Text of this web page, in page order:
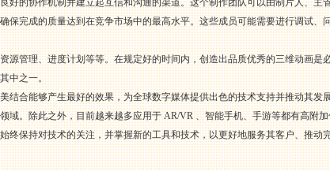
好的协作机制并建立起互信和沟通的渠道。这个制作团队可以由制片人、主
保完成的质量达到在竞争市场中的最高水平。这些成员可能需要进行调试、
源管理、进度计划等等。在规定好的时间内，创造出品质优秀的三维动画是
中之一。
结合能够产生最好的效果，为全球数字媒体提供出色的技术支持并推动其发
域。除此之外，目前越来越多应用于 AR/VR 、智能手机、手游等都有高附
终保持对技术的关注，并掌握新的工具和技术，以更好地服务其客户、推动